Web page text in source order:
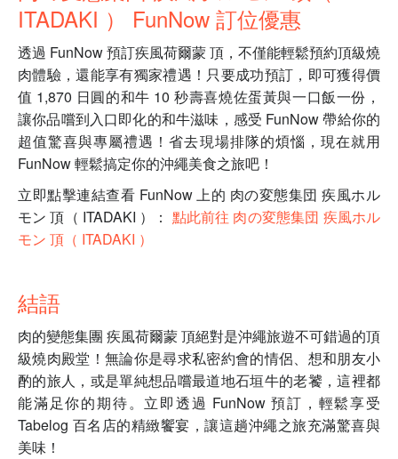
ITADAKI ） FunNow 訂位優惠
透過 FunNow 預訂疾風荷爾蒙 頂，不僅能輕鬆預約頂級燒
肉體驗，還能享有獨家禮遇！只要成功預訂，即可獲得價
值 1,870 日圓的和牛 10 秒壽喜燒佐蛋黃與一口飯一份，
讓你品嚐到入口即化的和牛滋味，感受 FunNow 帶給你的
超值驚喜與專屬禮遇！省去現場排隊的煩惱，現在就用
FunNow 輕鬆搞定你的沖繩美食之旅吧！
立即點擊連結查看 FunNow 上的 肉の変態集団 疾風ホル
モン 頂（ ITADAKI ）： 點此前往 肉の変態集団 疾風ホル
モン 頂（ ITADAKI ）
結語
肉的變態集團 疾風荷爾蒙 頂絕對是沖繩旅遊不可錯過的頂
級燒肉殿堂！無論你是尋求私密約會的情侶、想和朋友小
酌的旅人，或是單純想品嚐最道地石垣牛的老饕，這裡都
能滿足你的期待。立即透過 FunNow 預訂，輕鬆享受
Tabelog 百名店的精緻饗宴，讓這趟沖繩之旅充滿驚喜與
美味！